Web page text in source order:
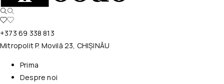
+373 69 338 813
Mitropolit P. Movilă 23, CHIȘINĂU
Prima
Despre noi